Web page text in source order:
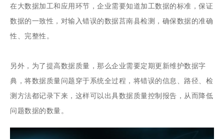
在大数据加工和应用环节，企业需要知道加工数据的标准，保证
数据的一致性，对输入错误的数据莒南县检测，确保数据的准确
性、完整性。
另外，为了提高数据质量，那么企业需要定期更新维护数据字
典，将数据质量问题穿于系统全过程，将错误的信息、路径、检
测方法都记录下来，这样可以出具数据质量控制报告，从而降低
问题数据的数量。